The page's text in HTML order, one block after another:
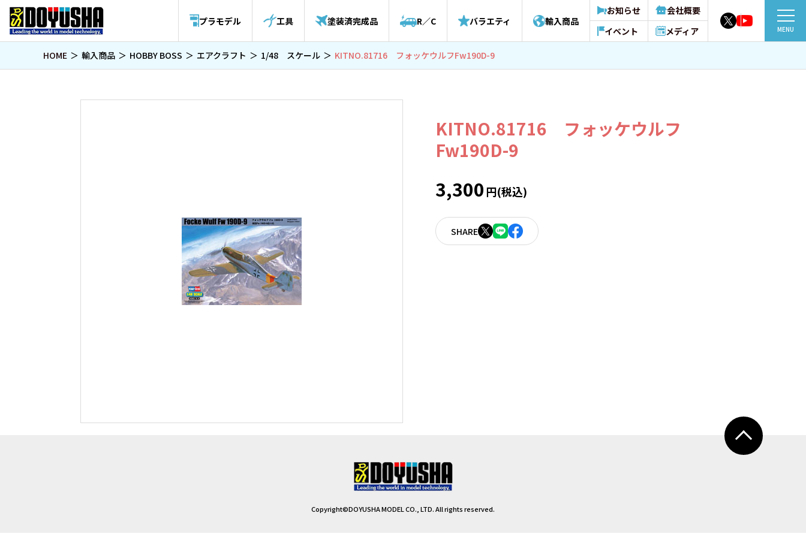
プラモデル 工具 塗装済完成品 R／C バラエティ 輸入商品
お知らせ
イベント
会社概要
メディア
MENU
HOME 輸入商品 HOBBY BOSS エアクラフト 1/48 スケール KITNO.81716 フォッケウルフFw190D-9
KITNO.81716 フォッケウルフ
Fw190D-9
3,300円(税込)
SHARE
Copyright©DOYUSHA MODEL CO., LTD. All rights reserved.